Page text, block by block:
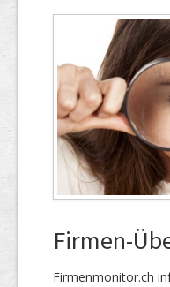
Firmen-
Firmenmonitor.ch